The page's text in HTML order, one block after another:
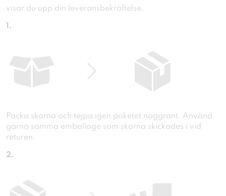
visar du upp din leveransbekräftelse.
1.
Packa skorna och tejpa igen paketet noggrant. Använd
gärna samma emballage som skorna skickades i vid
returen.
2.